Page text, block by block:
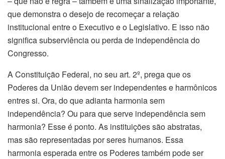
que demonstra o desejo de recomeçar a relação
institucional entre o Executivo e o Legislativo. E isso não
significa subserviência ou perda de independência do
Congresso.
A Constituição Federal, no seu art. 2º, prega que os
Poderes da União devem ser independentes e harmônicos
entres si. Ora, do que adianta harmonia sem
independência? Ou para que serve independência sem
harmonia? Esse é ponto. As instituições são abstratas,
mas são representadas por seres humanos. Essa
harmonia esperada entre os Poderes também pode ser